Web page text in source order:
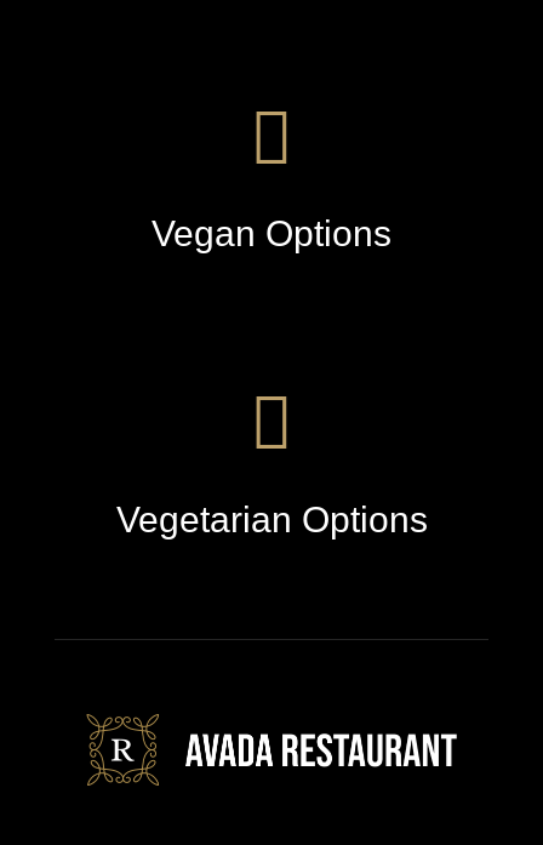
Vegan Options
Vegetarian Options